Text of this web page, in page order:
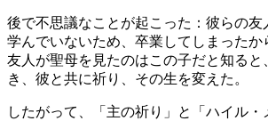
後で不思議なことが起こった：彼らの友
学んでいないため、卒業してしまったか
友人が聖母を見たのはこの子だと知ると
き、彼と共に祈り、その生を変えた。
したがって、「主の祈り」と「ハイル